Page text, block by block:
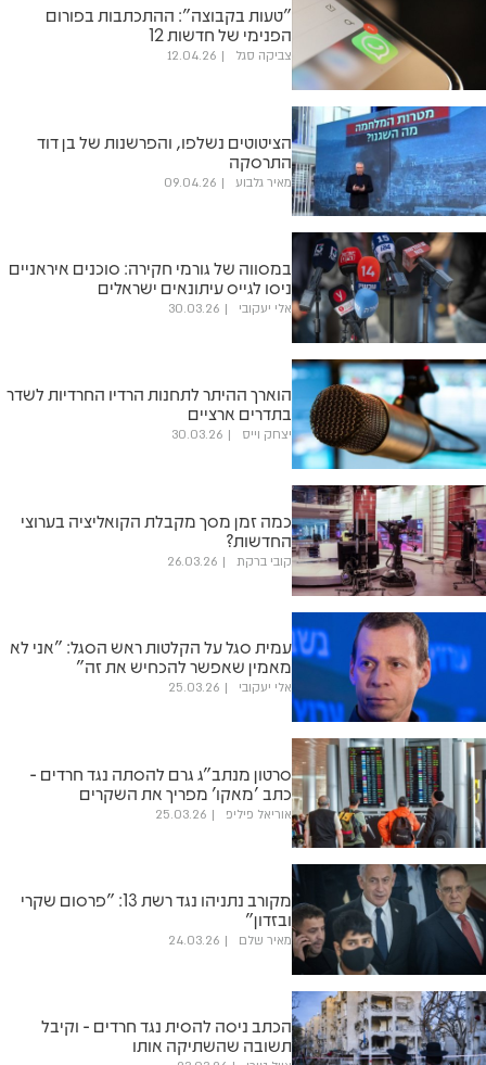
"טעות בקבוצה": ההתכתבות בפורום
הפנימי של חדשות 12
צביקה סגל 12.04.26
הציטוטים נשלפו, והפרשנות של בן דוד
התרסקה
מאיר גלבוע 09.04.26
במסווה של גורמי חקירה: סוכנים איראניים
ניסו לגייס עיתונאים ישראלים
אלי יעקובי 30.03.26
הוארך ההיתר לתחנות הרדיו החרדיות לשדר
בתדרים ארציים
יצחק וייס 30.03.26
כמה זמן מסך מקבלת הקואליציה בערוצי
החדשות?
קובי ברקת 26.03.26
עמית סגל על הקלטות ראש הסגל: "אני לא
מאמין שאפשר להכחיש את זה"
אלי יעקובי 25.03.26
סרטון מנתב"ג גרם להסתה נגד חרדים -
כתב 'מאקו' מפריך את השקרים
אוריאל פיליפ 25.03.26
מקורב נתניהו נגד רשת 13: "פרסום שקרי
ובזדון"
מאיר שלם 24.03.26
הכתב ניסה להסית נגד חרדים - וקיבל
תשובה שהשתיקה אותו